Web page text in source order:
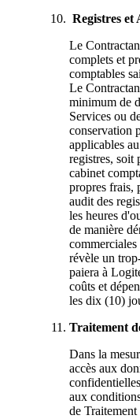
Registres et
Le
complets et
comptables
Le
minimum de
Services ou
conservation
applicables
registres, soit
cabinet
propres frais,
audit des
les heures
de manière
révèle un
paiera à
coûts et
les dix (10)
Traitement
Dans la
accès aux
aux
de